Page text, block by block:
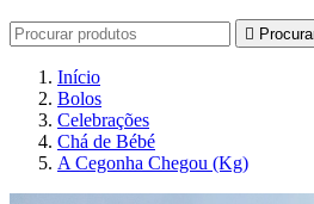

Início
Bolos
Celebrações
Chá de Bébé
A Cegonha Chegou (Kg)